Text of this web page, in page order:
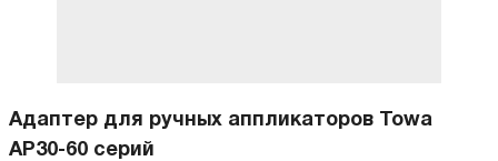
Адаптер для ручных аппликаторов Towa
AP30-60 серий